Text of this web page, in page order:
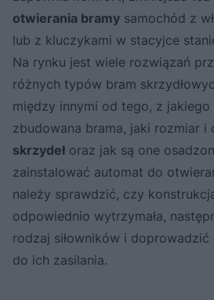
otwierania bramy samochód z
lub z kluczykami w stacyjce
Na rynku jest wiele rozwiązań
różnych typów bram
między innymi od tego, z jakiego
zbudowana brama, jaki rozmiar i
skrzydeł oraz jak są one
zainstalować automat do
należy sprawdzić, czy
odpowiednio wytrzymała,
rodzaj siłowników i
do ich zasilania.